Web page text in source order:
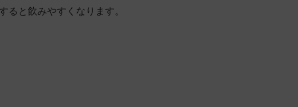
ると飲みやすくなります。